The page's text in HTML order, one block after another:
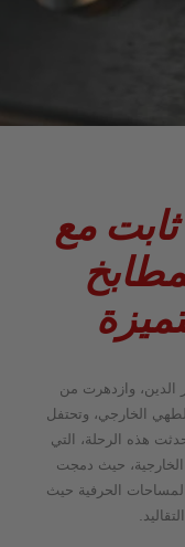
مع
وازدهرت من
الخارجي، وتحتفل
هذه الرحلة، التي
حيث دمجت
المساحات الحرفية حيث